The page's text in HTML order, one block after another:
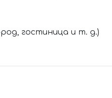
гостиница и т. д.)